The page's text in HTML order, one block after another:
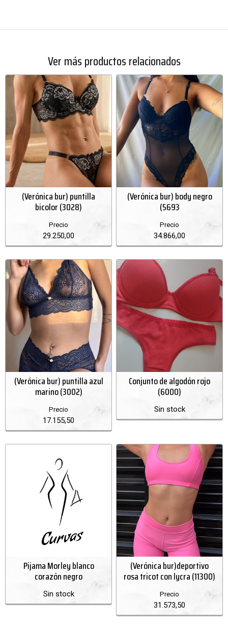
Ver más productos relacionados
(Verónica bur) puntilla
bicolor (3028)
Precio
29.250,00
(Verónica bur) body negro
(5693
Precio
34.866,00
(Verónica bur) puntilla azul
marino (3002)
Precio
17.155,50
Conjunto de algodón rojo
(6000)
Sin stock
Pijama Morley blanco
corazón negro
Sin stock
(Verónica bur)deportivo
rosa tricot con lycra (11300)
Precio
31.573,50